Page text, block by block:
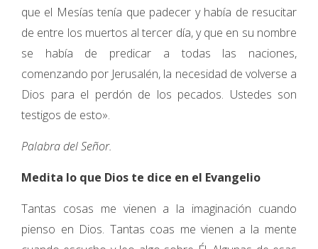
que el Mesías tenía que padecer y había de resucitar
de entre los muertos al tercer día, y que en su nombre
se había de predicar a todas las naciones,
comenzando por Jerusalén, la necesidad de volverse a
Dios para el perdón de los pecados. Ustedes son
testigos de esto».
Palabra del Señor.
Medita lo que Dios te dice en el Evangelio
Tantas cosas me vienen a la imaginación cuando
pienso en Dios. Tantas coas me vienen a la mente